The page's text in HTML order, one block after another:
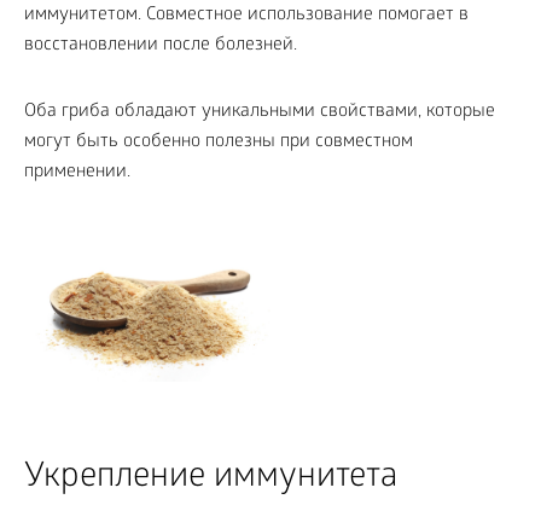
иммунитетом. Совместное использование помогает в
восстановлении после болезней.
Оба гриба обладают уникальными свойствами, которые
могут быть особенно полезны при совместном
применении.
Укрепление иммунитета